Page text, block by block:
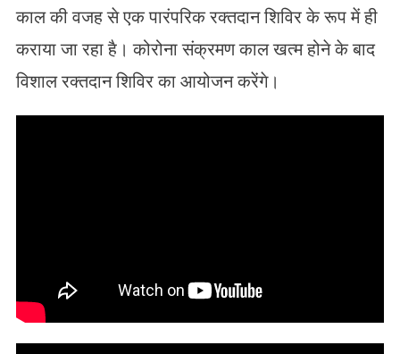
काल की वजह से एक पारंपरिक रक्तदान शिविर के रूप में ही
कराया जा रहा है। कोरोना संक्रमण काल खत्म होने के बाद
विशाल रक्तदान शिविर का आयोजन करेंगे।